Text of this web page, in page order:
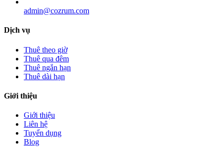
admin@cozrum.com
Dịch vụ
Thuê theo giờ
Thuê qua đêm
Thuê ngắn hạn
Thuê dài hạn
Giới thiệu
Giới thiệu
Liên hệ
Tuyển dụng
Blog